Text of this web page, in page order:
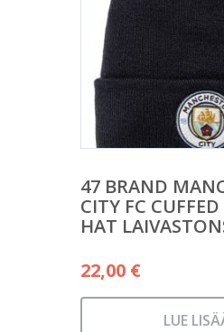
47 BRAND
CITY FC
HAT
22,00 €
LUE